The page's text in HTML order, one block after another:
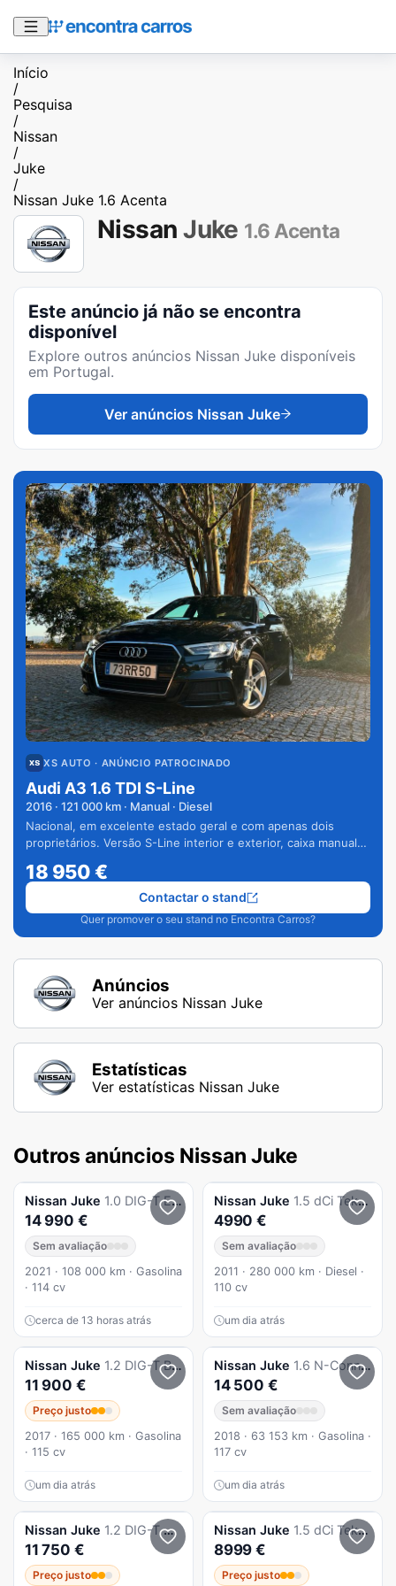
Início
/
Pesquisa
/
Nissan
/
Juke
/
Nissan Juke 1.6 Acenta
Nissan Juke 1.6 Acenta
Este anúncio já não se encontra
disponível
Explore outros anúncios Nissan Juke disponíveis
em Portugal.
Ver anúncios Nissan Juke
XS AUTO · ANÚNCIO PATROCINADO
Audi A3 1.6 TDI S-Line
2016 · 121 000 km · Manual · Diesel
Nacional, em excelente estado geral e com apenas dois
proprietários. Versão S-Line interior e exterior, caixa manual
18 950€
Quer promover o seu stand no Encontra Carros?
Contactar o stand
Anúncios
Ver anúncios Nissan Juke
Estatísticas
Ver estatísticas Nissan Juke
Outros anúncios Nissan Juke
Nissan Juke 1.0 DIG-T Enigma
14 990 €
Sem avaliação
2021 · 108 000 km · Gasolina
· 114 cv
cerca de 13 horas atrás
Nissan Juke 1.5 dCi Tekna Premium
4990 €
Sem avaliação
2011 · 280 000 km · Diesel ·
110 cv
um dia atrás
Nissan Juke 1.2 DIG-T Black Edition
11 900 €
Preço justo
2017 · 165 000 km · Gasolina
· 115 cv
um dia atrás
Nissan Juke 1.6 N-Connecta Xtronic
14 500 €
Sem avaliação
2018 · 63 153 km · Gasolina ·
117 cv
um dia atrás
Nissan Juke 1.2 DIG-T N-Tec P.Ext.1 White L.
11 750 €
Preço justo
Nissan Juke 1.5 dCi Tekna
8999 €
Preço justo